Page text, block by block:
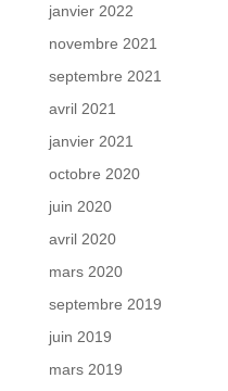
janvier 2022
novembre 2021
septembre 2021
avril 2021
janvier 2021
octobre 2020
juin 2020
avril 2020
mars 2020
septembre 2019
juin 2019
mars 2019